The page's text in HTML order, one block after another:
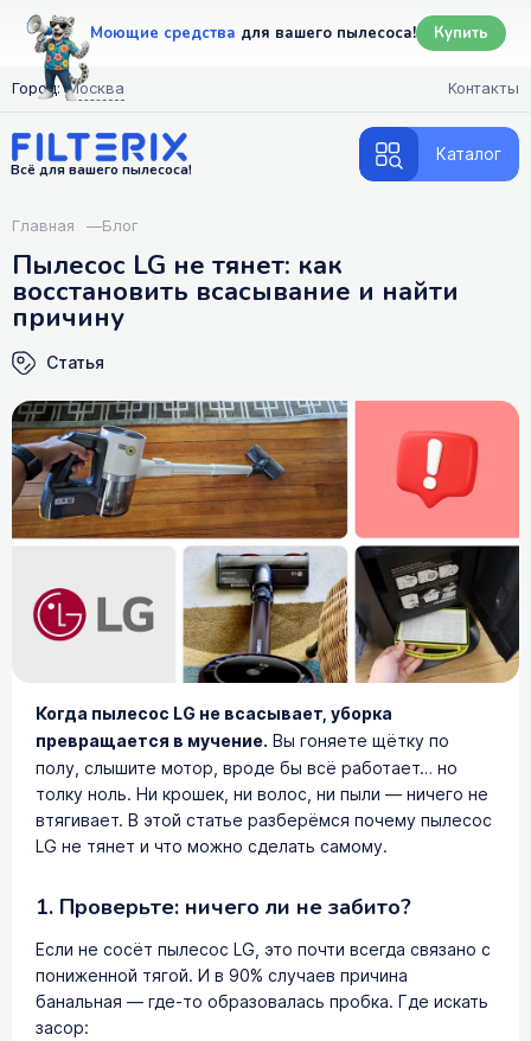
Моющие средства для вашего пылесоса! Купить
Город: Москва Контакты
Всё для вашего пылесоса!
Каталог
Главная —Блог
Пылесос LG не тянет: как
восстановить всасывание и найти
причину
Статья
Когда пылесос LG не всасывает, уборка
превращается в мучение. Вы гоняете щётку по
полу, слышите мотор, вроде бы всё работает… но
толку ноль. Ни крошек, ни волос, ни пыли — ничего не
втягивает. В этой статье разберёмся почему пылесос
LG не тянет и что можно сделать самому.
1. Проверьте: ничего ли не забито?
Если не сосёт пылесос LG, это почти всегда связано с
пониженной тягой. И в 90% случаев причина
банальная — где-то образовалась пробка. Где искать
засор: